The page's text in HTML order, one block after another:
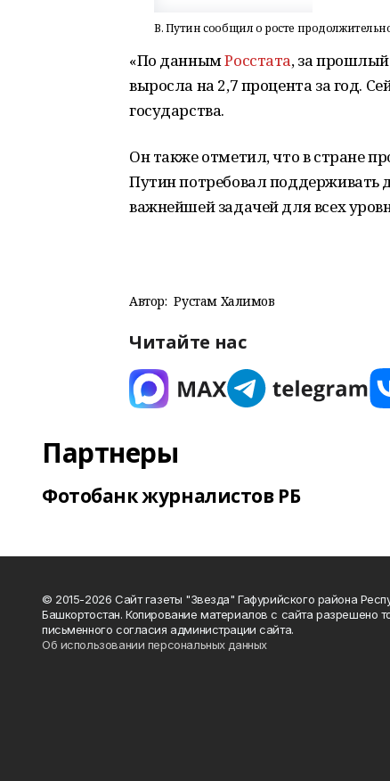
В. Путин сообщил о росте
«По даннымРосстата, за
выросла на 2,7 процента за год.
государства.
Он также отметил, что в стране
Путин потребовал поддерживать
важнейшей задачей для всех
Автор: Рустам Халимов
Читайте нас
Партнеры
Фотобанк журналистов РБ
© 2015-2026 Сайт газеты "Звезда" Гафурийского района
Башкортостан. Копирование материалов с сайта разрешено
письменного согласия администрации сайта.
Об использовании персональных данных